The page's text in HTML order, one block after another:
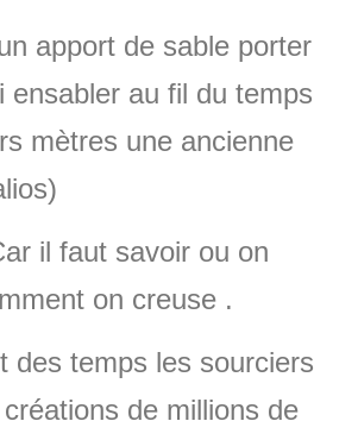
apport de sable porter
ensabler au fil du temps
mètres une ancienne
il faut savoir ou on
on creuse .
des temps les sourciers
de millions de